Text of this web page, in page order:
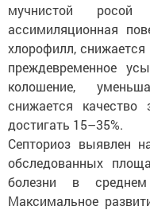
мучнистой
ассимиляционная
хлорофилл, снижается
преждевременное
колошение,
снижается
достигать 15–35%.
Септориоз выявлен
обследованных
болезни в
Максимальное